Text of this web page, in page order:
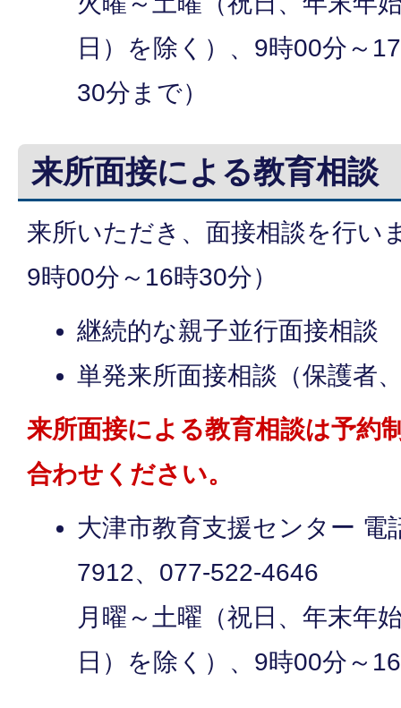
日）を除く）、9時00分～
30分まで）
来所面接による教育相談
来所いただき、面接相談を行い
9時00分～16時30分）
継続的な親子並行面接相談
単発来所面接相談（保護者
来所面接による教育相談は予約
合わせください。
大津市教育支援センター 電
7912、077-522-4646
月曜～土曜（祝日、年末年
日）を除く）、9時00分～